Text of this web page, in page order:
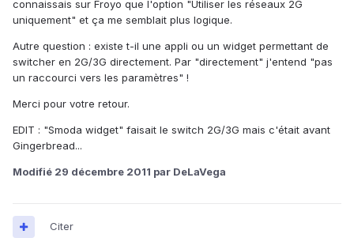
connaissais sur Froyo que l'option "Utiliser les réseaux 2G
uniquement" et ça me semblait plus logique.
Autre question : existe t-il une appli ou un widget permettant de
switcher en 2G/3G directement. Par "directement" j'entend "pas
un raccourci vers les paramètres" !
Merci pour votre retour.
EDIT : "Smoda widget" faisait le switch 2G/3G mais c'était avant
Gingerbread...
Modifié 29 décembre 2011 par DeLaVega
Citer